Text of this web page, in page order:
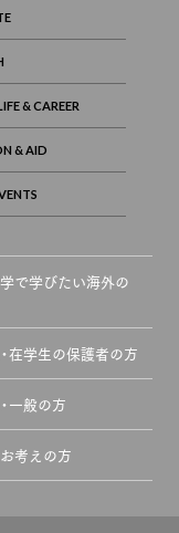
で学びたい海外の
在学生の保護者の方
一般の方
考えの方